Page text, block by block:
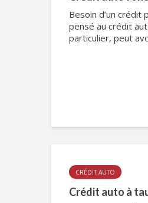
Besoin d’un crédit
pensé au crédit
particulier, peut
CRÉDIT AUTO
Crédit auto à